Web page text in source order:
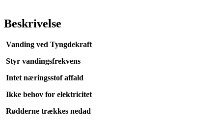
Beskrivelse
Vanding ved Tyngdekraft
Styr vandingsfrekvens
Intet næringsstof affald
Ikke behov for elektricitet
Rødderne trækkes nedad